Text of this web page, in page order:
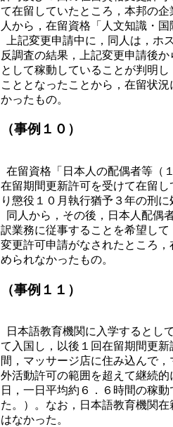
て在留していたところ，本邦の
人から，在留資格「人文知識・
上記変更申請中に，同人は，ホ
反調査の結果，上記変更申請後
として稼動していることが判明
こととなったことから，在留状
かったもの。
（事例１０）
在留資格「日本人の配偶者等（
在留期間更新許可を受けて在留
り懲役１０月執行猶予３年の刑
同人から，その後，日本人配偶
訳業務に従事することを希望し
変更許可申請がなされたところ
められなかったもの。
（事例１１）
日本語教育機関に入学するとし
て入国し，以後１回在留期間更
間，マッサージ店に住み込んで
外活動許可の範囲を超えて継続
日，一日平均約６．６時間の稼
た。）。なお，日本語教育機関
はなかった。